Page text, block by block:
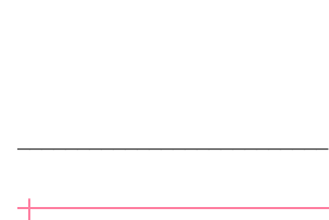
──────────────────────────